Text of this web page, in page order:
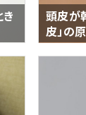
頭皮が
皮」の